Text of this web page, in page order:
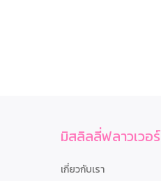
มิสลิลลี่ฟลาวเวอร์
เกี่ยวกับเรา